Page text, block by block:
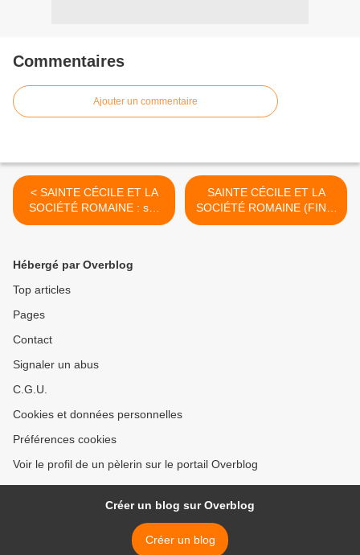
Commentaires
Ajouter un commentaire
< SAINTE CÉCILE ET LA
SOCIÉTÉ ROMAINE : sur
les bords de la Sarthe, à
SAINTE CÉCILE ET LA
SOCIÉTÉ ROMAINE (FIN) :
le dernier mot de la terre au
Hébergé par Overblog
Top articles
Pages
Contact
Signaler un abus
C.G.U.
Cookies et données personnelles
Préférences cookies
Voir le profil de un pèlerin sur le portail Overblog
Créer un blog sur Overblog
Créer un blog